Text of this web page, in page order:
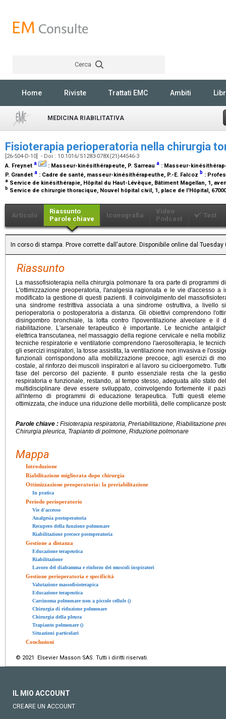
Cerca
Home Riviste Trattati EMC Ambiti
MEDICINA RIABILITATIVA
Fisioterapia perioperatoria nella chirurgia
[26-504-D-10] - Doi : 10.1016/S1283-078X(21)44546-3
A. Freynet a : Masseur-kinésithérapeute, P. Sarreau a : Masseur-
P. Grandet a : Cadre de santé, masseur-kinésithérapeuthe, P.-E. Falcoz b :
a Service de kinésithérapie, Hôpital du Haut-Lévêque, Bâtiment Magellan, 1,
b Service de chirurgie thoracique, Nouvel hôpital civil, 1, place de l'Hôpital,
Articolo
Riassunto
Parole chiave
Iconografia
Video
Podcast
Test
In corso di stampa. Prove corrette dall'autore. Disponibile online dal Tuesday
Riassunto
La massofisioterapia nella chirurgia polmonare fa ora parte di programmi
L'ottimizzazione preoperatoria, l'analgesia ragionata e le vie d'accesso a
modificato la gestione di questi pazienti. Il coinvolgimento del
una sindrome restrittiva associata a una sindrome ostruttiva, a livello
perioperatoria o postoperatoria a distanza. Gli obiettivi comprendono
disingombro bronchiale, la lotta contro l'ipoventilazione alveolare e il
riabilitazione. L'arsenale terapeutico è importante. Le tecniche
elettrica transcutanea, nel massaggio della regione cervicale e nella
tecniche respiratorie e ventilatorie comprendono l'aerosolterapia, le
gli esercizi inspiratori, la tosse assistita, la ventilazione non invasiva e
funzionali corrispondono alla mobilizzazione precoce, agli esercizi di
costale, al rinforzo dei muscoli inspiratori e al lavoro su cicloergometro.
fase del percorso del paziente. Il punto essenziale resta che la
respiratoria e funzionale, restando, al tempo stesso, adeguata allo stato
multidisciplinare deve essere sviluppato, coinvolgendo fortemente il
all'interno di programmi di educazione terapeutica. Tutti questi
ottimizzata, che induce una riduzione delle morbilità, delle complicanze
Parole chiave : Fisioterapia respiratoria, Preriabilitazione, Riabilitazione
Chirurgia pleurica, Trapianto di polmone, Riduzione polmonare
Mappa
Introduzione
Riabilitazione migliorata dopo chirurgia
Ottimizzazione preoperatoria: la preriabilitazione
In pratica
Periodo perioperatorio
Vie d'accesso
Analgesia postoperatoria
Recupero della funzione polmonare
Riabilitazione precoce postoperatoria
Gestione a distanza
Educazione terapeutica
Riabilitazione
Lavoro del diaframma e rinforzo dei muscoli inspiratori
Gestione perioperatoria e specificità
Valutazione massofisioterapica
Educazione terapeutica
Carcinoma polmonare non a piccole cellule ()
Chirurgia di riduzione polmonare
Chirurgia della pleura
Trapianto polmonare ()
Situazioni particolari
Conclusioni
© 2021 Elsevier Masson SAS. Tutti i diritti riservati.
IL MIO ACCOUNT
CREARE UN ACCOUNT